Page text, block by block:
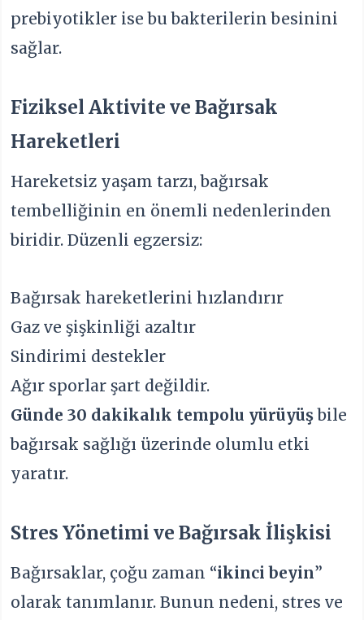
prebiyotikler ise bu bakterilerin besinini
sağlar.
Fiziksel Aktivite ve Bağırsak
Hareketleri
Hareketsiz yaşam tarzı, bağırsak
tembelliğinin en önemli nedenlerinden
biridir. Düzenli egzersiz:
Bağırsak hareketlerini hızlandırır
Gaz ve şişkinliği azaltır
Sindirimi destekler
Ağır sporlar şart değildir.
Günde 30 dakikalık tempolu yürüyüşbile
bağırsak sağlığı üzerinde olumlu etki
yaratır.
Stres Yönetimi ve Bağırsak İlişkisi
Bağırsaklar, çoğu zaman “ikinci beyin”
olarak tanımlanır. Bunun nedeni, stres ve